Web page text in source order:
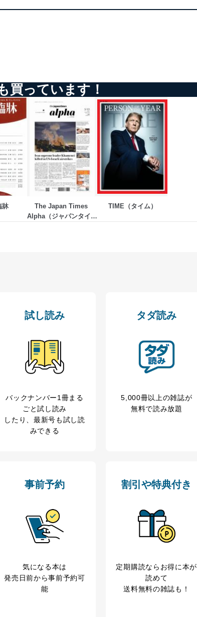
買っています！
牀
The Japan Times
Alpha（ジャパンタイム
TIME（タイム）
試し読み
バックナンバー1冊まる
ごと試し読み
したり、最新号も試し読
みできる
タダ読み
5,000冊以上の雑誌が
無料で読み放題
事前予約
気になる本は
発売日前から事前予約可
能
割引や特典付き
定期購読なら お得に本が
読めて
送料無料の雑誌も！